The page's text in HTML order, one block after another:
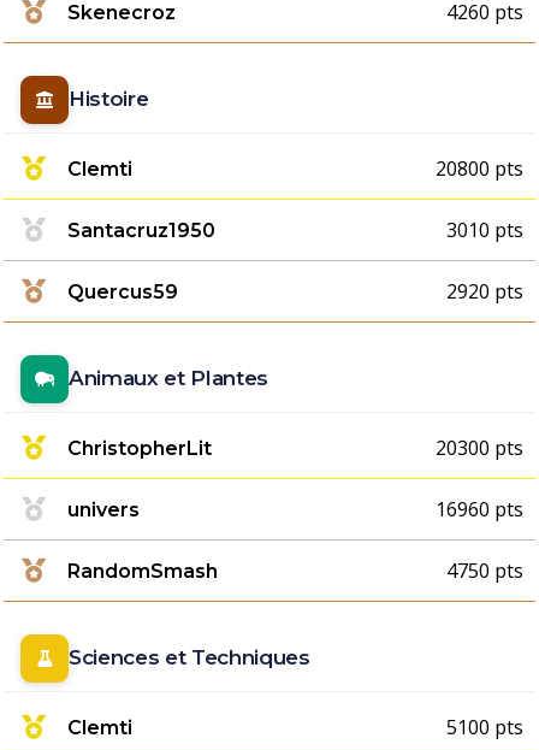
Skenecroz 4260 pts
Histoire
Clemti 20800 pts
Santacruz1950 3010 pts
Quercus59 2920 pts
Animaux et Plantes
ChristopherLit 20300 pts
univers 16960 pts
RandomSmash 4750 pts
Sciences et Techniques
Clemti 5100 pts